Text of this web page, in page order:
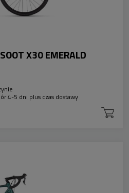
X30 EMERALD
4-5 dni plus czas dostawy